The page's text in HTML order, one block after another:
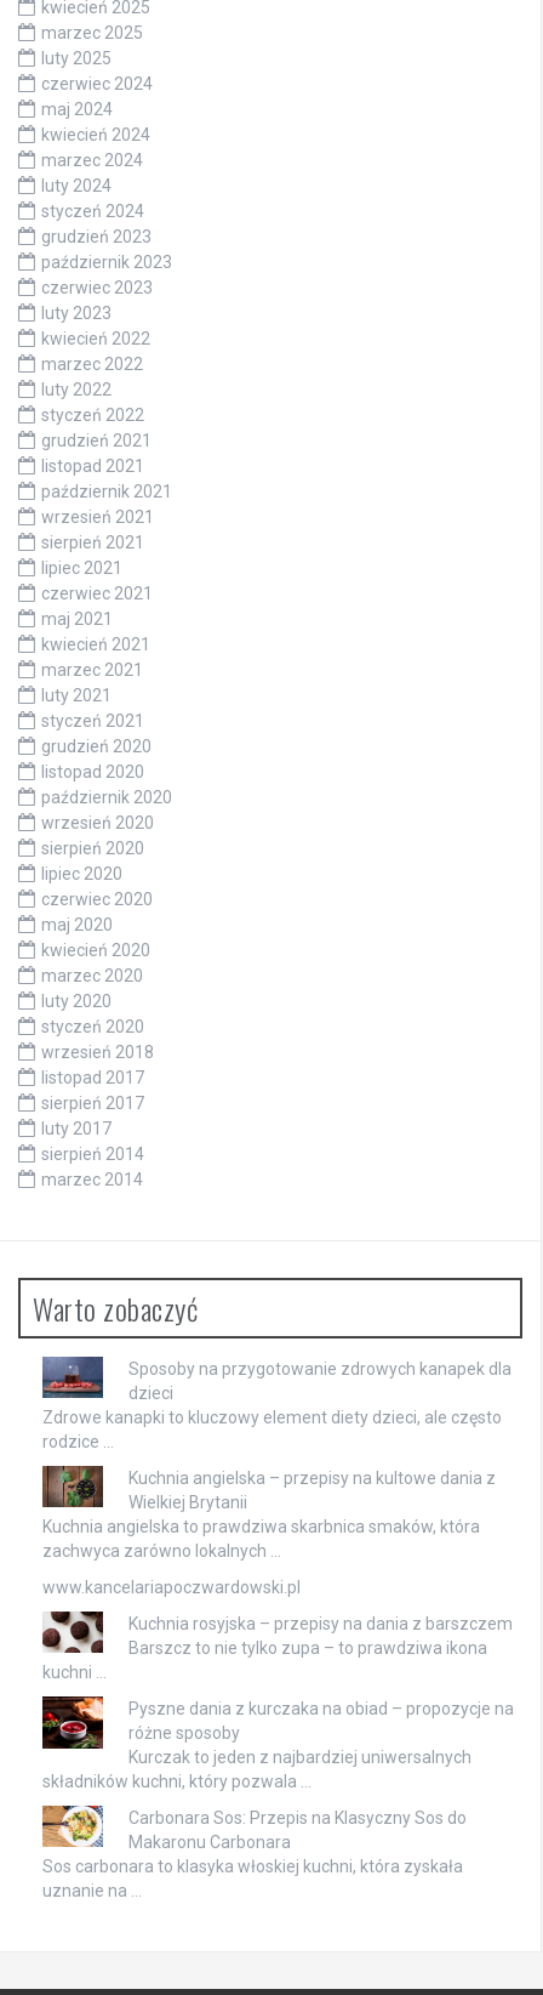
kwiecień 2025
marzec 2025
luty 2025
czerwiec 2024
maj 2024
kwiecień 2024
marzec 2024
luty 2024
styczeń 2024
grudzień 2023
październik 2023
czerwiec 2023
luty 2023
kwiecień 2022
marzec 2022
luty 2022
styczeń 2022
grudzień 2021
listopad 2021
październik 2021
wrzesień 2021
sierpień 2021
lipiec 2021
czerwiec 2021
maj 2021
kwiecień 2021
marzec 2021
luty 2021
styczeń 2021
grudzień 2020
listopad 2020
październik 2020
wrzesień 2020
sierpień 2020
lipiec 2020
czerwiec 2020
maj 2020
kwiecień 2020
marzec 2020
luty 2020
styczeń 2020
wrzesień 2018
listopad 2017
sierpień 2017
luty 2017
sierpień 2014
marzec 2014
Warto zobaczyć
Sposoby na przygotowanie zdrowych kanapek dla
dzieci
Zdrowe kanapki to kluczowy element diety dzieci, ale często
rodzice …
Kuchnia angielska – przepisy na kultowe dania z
Wielkiej Brytanii
Kuchnia angielska to prawdziwa skarbnica smaków, która
zachwyca zarówno lokalnych …
www.kancelariapoczwardowski.pl
Kuchnia rosyjska – przepisy na dania z barszczem
Barszcz to nie tylko zupa – to prawdziwa ikona
kuchni …
Pyszne dania z kurczaka na obiad – propozycje na
różne sposoby
Kurczak to jeden z najbardziej uniwersalnych
składników kuchni, który pozwala …
Carbonara Sos: Przepis na Klasyczny Sos do
Makaronu Carbonara
Sos carbonara to klasyka włoskiej kuchni, która zyskała
uznanie na …